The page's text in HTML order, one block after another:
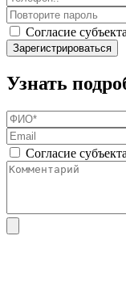
Согласие
Зарегистрироваться
Узнать
Согласие